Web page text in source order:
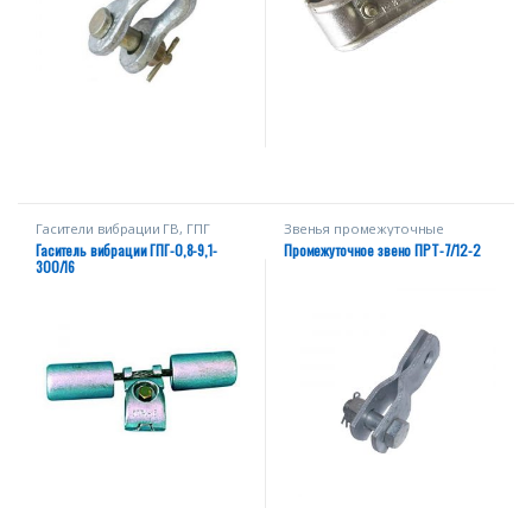
Гасители вибрации ГВ, ГПГ
Гаситель вибрации ГПГ-0,8-9,1-
300/16
Звенья промежуточные
Промежуточное звено ПРТ-7/12-2